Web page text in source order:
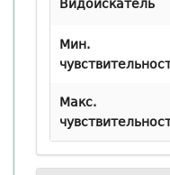
Видоискатель
Мин.
Макс.